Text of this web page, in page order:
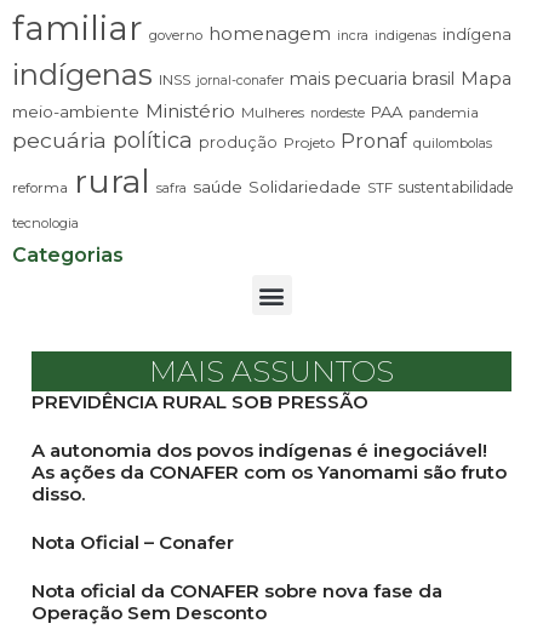
familiar governo homenagem incra indigenas indígena
indígenas INSS jornal-conafer mais pecuaria brasil Mapa
meio-ambiente Ministério Mulheres nordeste PAA pandemia
pecuária política produção Projeto Pronaf quilombolas
reforma rural safra saúde Solidariedade STF sustentabilidade
tecnologia
Categorias
MAIS ASSUNTOS
PREVIDÊNCIA RURAL SOB PRESSÃO
A autonomia dos povos indígenas é inegociável!
As ações da CONAFER com os Yanomami são fruto
disso.
Nota Oficial – Conafer
Nota oficial da CONAFER sobre nova fase da
Operação Sem Desconto